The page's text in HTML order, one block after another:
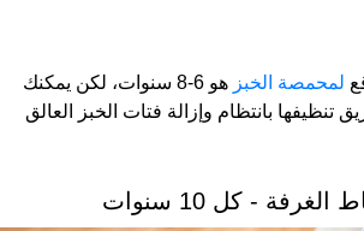
لمحمصة الخبز
هو 6-8 سنوات، لكن يمكنك
تنظيفها بانتظام وإزالة فتات الخبز العالق